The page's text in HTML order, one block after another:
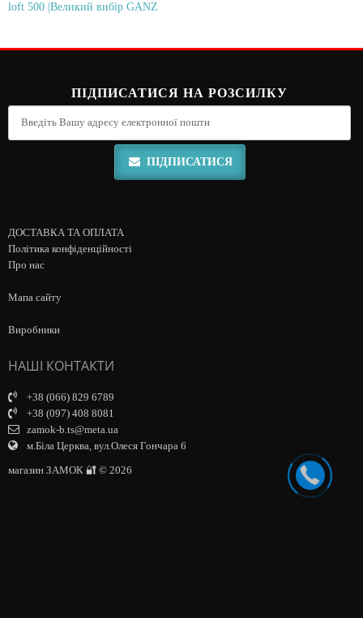
loft 500 |Великий вибір GANZ
ПІДПИСАТИСЯ НА РОЗСИЛКУ
ПІДПИСАТИСЯ
ДОСТАВКА ТА ОПЛАТА
Політика конфіденційності
Про нас
Мапа сайту
Виробники
НАШІ КОНТАКТИ
+38 (066) 829 6789
+38 (097) 408 8081
zamok-b.ts@meta.ua
м.Біла Церква, вул.Олеся Гончара 6
магазин ЗАМОК 🔐 © 2026